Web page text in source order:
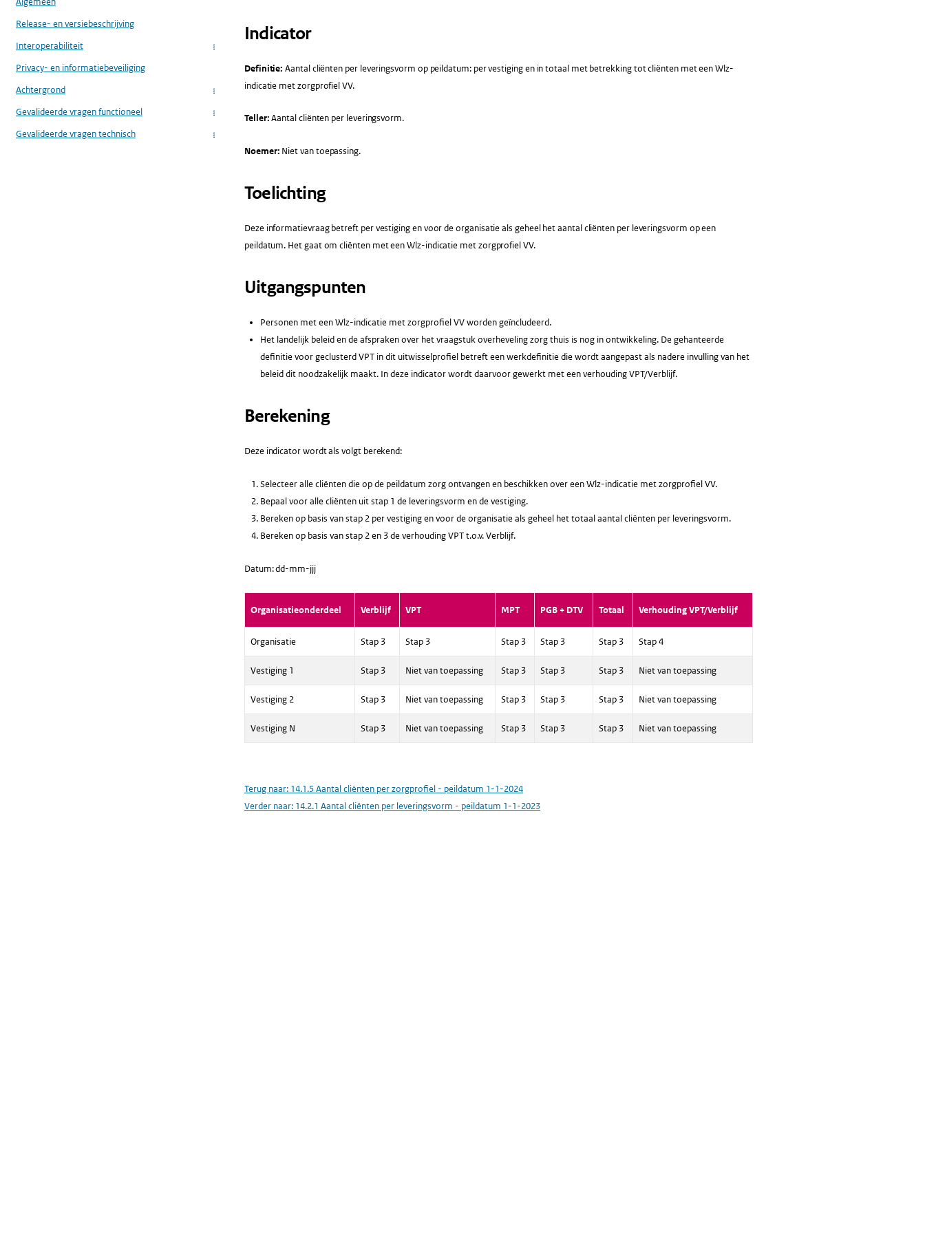
Release- en versiebeschrijving
Interoperabiliteit
...
Privacy- en informatiebeveiliging
Achtergrond
...
Gevalideerde vragen functioneel ...
Gevalideerde vragen technisch ...
Indicator
Definitie: Aantal cliënten per leveringsvorm op peildatum: per vestiging en in totaal met betrekking tot cliënten met een Wlz-
indicatie met zorgprofiel VV.
Teller:Aantal cliënten per leveringsvorm.
Noemer: Niet van toepassing.
Toelichting
Deze informatievraag betreft per vestiging en voor de organisatie als geheel het aantal cliënten per leveringsvorm op een
peildatum. Het gaat om cliënten met een Wlz-indicatie met zorgprofiel VV.
Uitgangspunten
Personen met een Wlz-indicatie met zorgprofiel VV worden geïncludeerd.
Het landelijk beleid en de afspraken over het vraagstuk overheveling zorg thuis is nog in ontwikkeling. De gehanteerde
definitie voor geclusterd VPT in dit uitwisselprofiel betreft een werkdefinitie die wordt aangepast als nadere invulling van het
beleid dit noodzakelijk maakt. In deze indicator wordt daarvoor gewerkt met een verhouding VPT/Verblijf.
Berekening
Deze indicator wordt als volgt berekend:
Selecteer alle cliënten die op de peildatum zorg ontvangen en beschikken over een Wlz-indicatie met zorgprofiel VV.
Bepaal voor alle cliënten uit stap 1 de leveringsvorm en de vestiging.
Bereken op basis van stap 2 per vestiging en voor de organisatie als geheel het totaal aantal cliënten per leveringsvorm.
Bereken op basis van stap 2 en 3 de verhouding VPT t.o.v. Verblijf.
Datum: dd-mm-jjj
Organisatieonderdeel Verblijf VPT MPT PGB + DTV Totaal Verhouding VPT/Verblijf
Organisatie Stap 3 Stap 3 Stap 3 Stap 3 Stap 3 Stap 4
Vestiging 1 Stap 3 Niet van toepassing Stap 3 Stap 3 Stap 3 Niet van toepassing
Vestiging 2 Stap 3 Niet van toepassing Stap 3 Stap 3 Stap 3 Niet van toepassing
Vestiging N Stap 3 Niet van toepassing Stap 3 Stap 3 Stap 3 Niet van toepassing
Terug naar: 14.1.5 Aantal cliënten per zorgprofiel - peildatum 1-1-2024
Verder naar: 14.2.1 Aantal cliënten per leveringsvorm - peildatum 1-1-2023